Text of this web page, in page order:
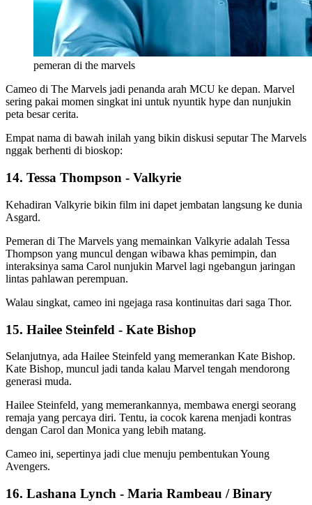
pemeran di the marvels
Cameo di The Marvels jadi penanda arah MCU ke depan. Marvel
sering pakai momen singkat ini untuk nyuntik hype dan nunjukin
peta besar cerita.
Empat nama di bawah inilah yang bikin diskusi seputar The Marvels
nggak berhenti di bioskop:
14. Tessa Thompson - Valkyrie
Kehadiran Valkyrie bikin film ini dapet jembatan langsung ke dunia
Asgard.
Pemeran di The Marvels yang memainkan Valkyrie adalah Tessa
Thompson yang muncul dengan wibawa khas pemimpin, dan
interaksinya sama Carol nunjukin Marvel lagi ngebangun jaringan
lintas pahlawan perempuan.
Walau singkat, cameo ini ngejaga rasa kontinuitas dari saga Thor.
15. Hailee Steinfeld - Kate Bishop
Selanjutnya, ada Hailee Steinfeld yang memerankan Kate Bishop.
Kate Bishop, muncul jadi tanda kalau Marvel tengah mendorong
generasi muda.
Hailee Steinfeld, yang memerankannya, membawa energi seorang
remaja yang percaya diri. Tentu, ia cocok karena menjadi kontras
dengan Carol dan Monica yang lebih matang.
Cameo ini, sepertinya jadi clue menuju pembentukan Young
Avengers.
16. Lashana Lynch - Maria Rambeau / Binary